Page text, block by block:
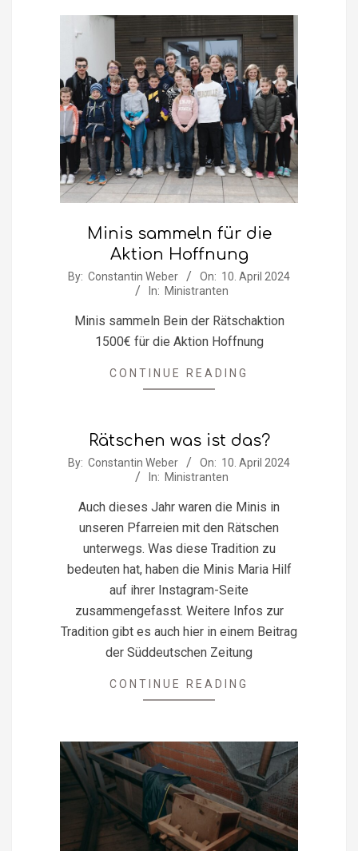
Minis sammeln für die
Aktion Hoffnung
2024-
By: Constantin Weber On: 10. April 2024
In: Ministranten
Minis sammeln Bein der Rätschaktion
1500€ für die Aktion Hoffnung
CONTINUE READING
Rätschen was ist das?
2024-
By: Constantin Weber On: 10. April 2024
In: Ministranten
Auch dieses Jahr waren die Minis in
unseren Pfarreien mit den Rätschen
unterwegs. Was diese Tradition zu
bedeuten hat, haben die Minis Maria Hilf
auf ihrer Instagram-Seite
zusammengefasst. Weitere Infos zur
Tradition gibt es auch hier in einem Beitrag
der Süddeutschen Zeitung
CONTINUE READING